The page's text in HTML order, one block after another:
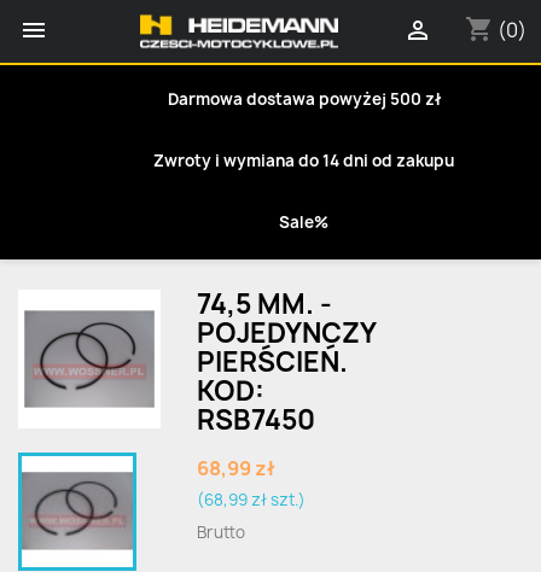
 shopping_cart (0)

Darmowa dostawa powyżej 500 zł
Zwroty i wymiana do 14 dni od zakupu
Sale%
74,5 MM. -
POJEDYNCZY
PIERŚCIEŃ.
KOD:
RSB7450
68,99 zł
(68,99 zł szt.)
Brutto